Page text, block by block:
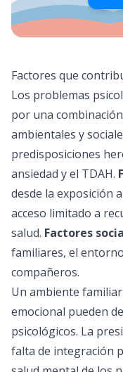
Factores que
Los problemas
por una
ambientales y
predisposiciones
ansiedad y el TDAH.
desde la exposición
acceso limitado a
salud. Factores
familiares, el
compañeros.
Un ambiente
emocional pueden
psicológicos. La
falta de integración